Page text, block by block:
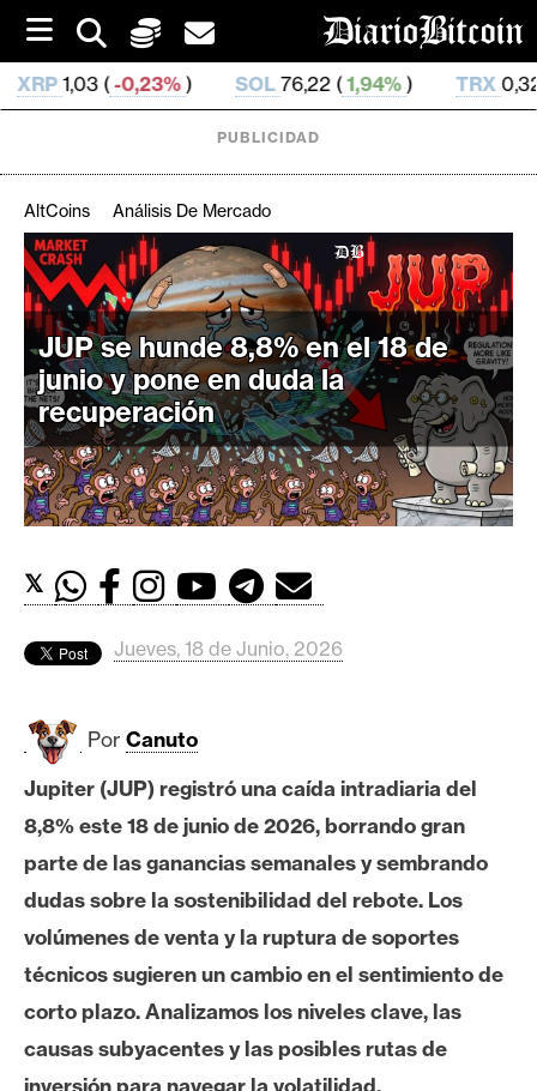
i
t
o
SOL76,22 (1,94% ) TRX0,329 381 ( 0,58%)
C
r
i
p
t
o
M
e
r
d
s
B
t
c
o
i
E
PUBLICIDAD
AltCoins Análisis De Mercado
JUP se hunde 8,8% en el 18 de
junio y pone en duda la
recuperación
𝕏
Jueves, 18 de Junio, 2026
Por Canuto
Jupiter (JUP) registró una caída intradiaria del
8,8% este 18 de junio de 2026, borrando gran
parte de las ganancias semanales y sembrando
dudas sobre la sostenibilidad del rebote. Los
volúmenes de venta y la ruptura de soportes
técnicos sugieren un cambio en el sentimiento de
corto plazo. Analizamos los niveles clave, las
causas subyacentes y las posibles rutas de
inversión para navegar la volatilidad.